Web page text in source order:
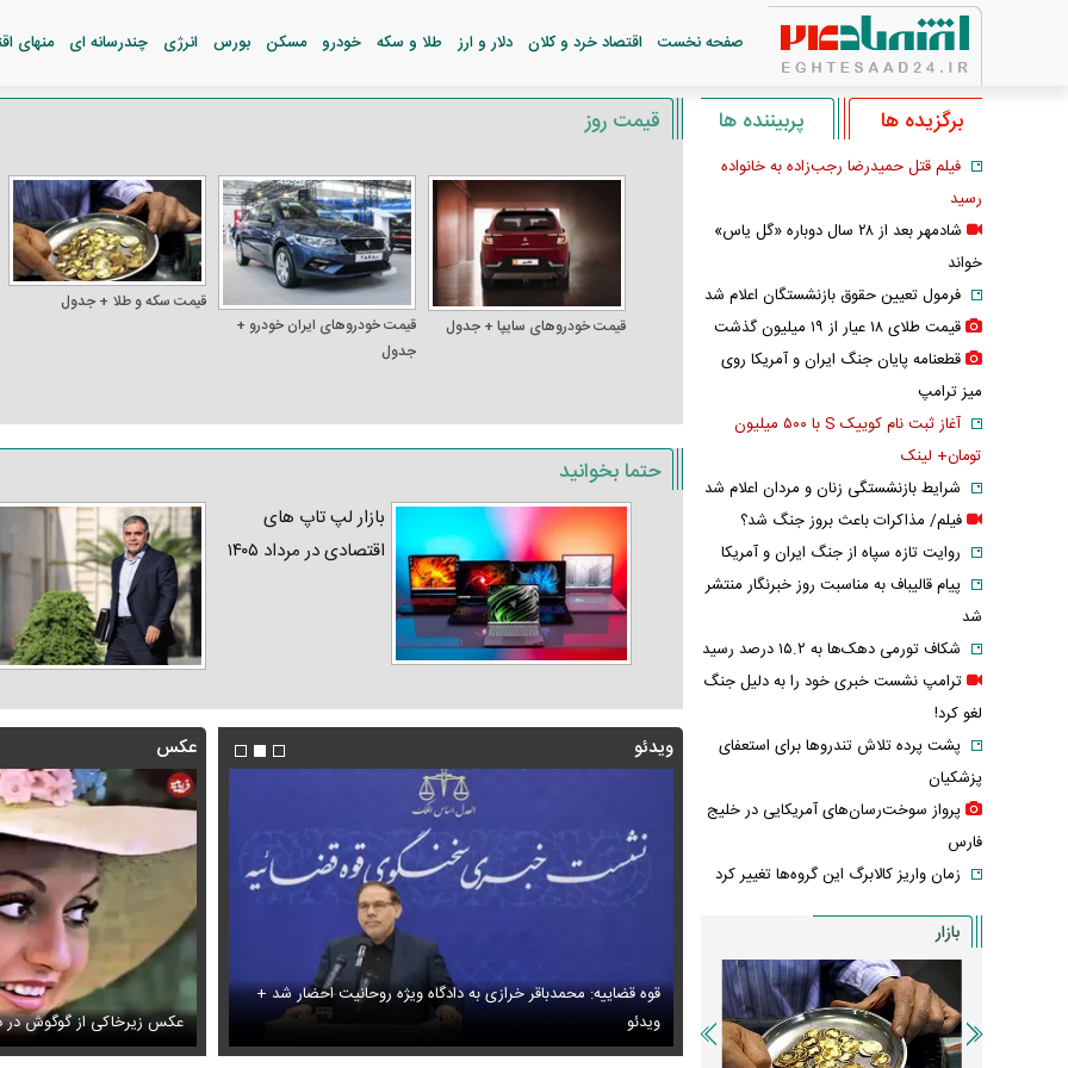
صفحه نخست اقتصاد خرد و کلان دلار و ارز طلا و سکه خودرو مسکن بورس انرژی چندرسانه ای منهای
قیمت روز
قیمت خودرو‌های سایپا + جدول
قیمت خودرو‌های ایران خودرو +
جدول
قیمت سکه و طلا + جدول
حتما بخوانید
بازار لپ‌ تاپ‌ های
اقتصادی در مرداد ۱۴۰۵
ویدئو
تلخ مردم قم با داماد محبوب مبتلا به سندرم داون
قوه قضاییه: محمدباقر خرازی به دادگاه ویژه روحانیت احضار شد +
ویدئو
شادمهر عقیلی بعد از ۲۸ سال «گل یاس» را دوباره خواند + ویدئو
عکس
خانه اعیان نشین در شمال تهران در دوران قاجار عکس گوگوش در ۱۲ سالگی در کنار پدرش صابر آتشین عکس زیرخاکی از گوگوش در
برگزیده ها پربیننده ها
فیلم قتل حمیدرضا رجب‌زاده به خانواده
رسید
شادمهر بعد از ۲۸ سال دوباره «گل یاس»
خواند
فرمول تعیین حقوق بازنشستگان اعلام شد
قیمت طلای ۱۸ عیار از ۱۹ میلیون گذشت
قطعنامه پایان جنگ ایران و آمریکا روی
میز ترامپ
آغاز ثبت نام کوییک S با ۵۰۰ میلیون
تومان+ لینک
شرایط بازنشستگی زنان و مردان اعلام شد
فیلم/ مذاکرات باعث بروز جنگ شد؟
روایت تازه سپاه از جنگ ایران و آمریکا
پیام قالیباف به مناسبت روز خبرنگار منتشر
شد
شکاف تورمی دهک‌ها به ۱۵.۲ درصد رسید
ترامپ نشست خبری خود را به دلیل جنگ
لغو کرد!
پشت پرده تلاش تندروها برای استعفای
پزشکیان
پرواز سوخت‌رسان‌های آمریکایی در خلیج
فارس
زمان واریز کالابرگ این گروه‌ها تغییر کرد
بازار